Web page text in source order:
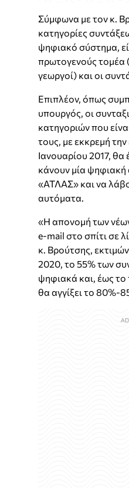
Σύμφωνα με τον κ.
κατηγορίες
ψηφιακό σύστημα,
πρωτογενούς τομέα
γεωργοί) και οι
Επιπλέον, όπως
υπουργός, οι
κατηγοριών που
τους, με εκκρεμή
Ιανουαρίου 2017,
κάνουν μία
«ΑΤΛΑΣ» και να
αυτόματα.
«Η απονομή των
e-mail στο σπίτι σε
κ. Βρούτσης,
2020, το 55% των
ψηφιακά και, έως
θα αγγίξει το 80%-